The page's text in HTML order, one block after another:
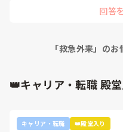
ストレスは、図りしれま
でも、みんながみんな
私は今、二人の
繋留流産を
経験しています。
回答
「救急外来」の
👑キャリア・転職 殿
キャリア・転職 👑殿堂入り